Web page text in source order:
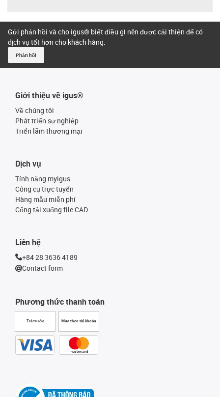
Gửi phản hồi và cho igus® biết điều gì nên được cải thiện để có
dịch vụ tốt hơn cho khách hàng.
Phản hồi
Giới thiệu về igus®
Về chúng tôi
Phát triển sự nghiệp
Triển lãm thương mại
Phương thức thanh toán
Trả trước Mua theo tài khoản
Dịch vụ
Tính năng myigus
Công cụ trực tuyến
Hàng mẫu miễn phí
Cổng tải xuống file CAD
Liên hệ
+84 28 3636 4189
Contact form